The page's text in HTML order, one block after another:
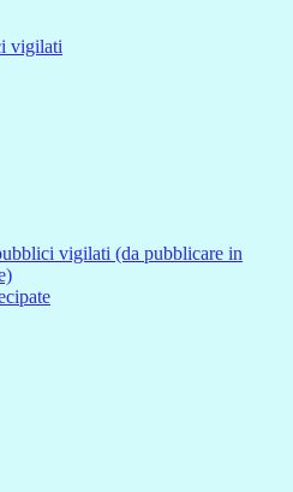
vigilati
vigilati (da pubblicare in